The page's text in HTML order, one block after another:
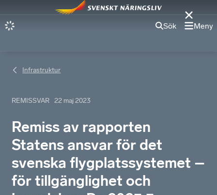
Sök Meny
Infrastruktur​
REMISSVAR 22 maj 2023
Remiss av rapporten
Statens ansvar för det
svenska flygplatssystemet –
för tillgänglighet och